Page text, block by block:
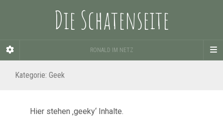
Die Schatenseite
RONALD IM NETZ
Kategorie: Geek
Hier stehen ‚geeky‘ Inhalte.